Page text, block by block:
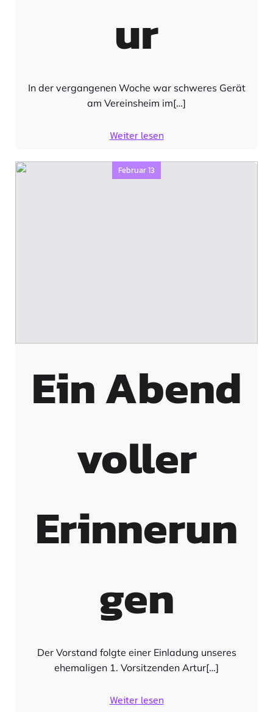
ur
In der vergangenen Woche war schweres Gerät
am Vereinsheim im[…]
Weiter lesen
Februar 13
Ein Abend
voller
Erinnerun
gen
Der Vorstand folgte einer Einladung unseres
ehemaligen 1. Vorsitzenden Artur[…]
Weiter lesen